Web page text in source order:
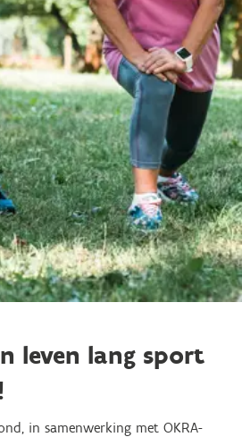
leven lang sport
in samenwerking met OKRA-